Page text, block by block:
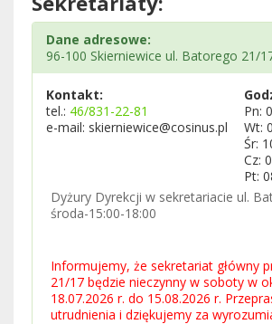
Dane adresowe:
96-100 Skierniewice ul. Batorego 21/
Kontakt:
tel.: 46/831-22-81
e-mail: skierniewice@cosinus.pl
Pn:
Wt:
Śr:
Cz:
Pt:
Dyżury Dyrekcji w sekretariacie ul.
środa-15:00-18:00
Informujemy, że sekretariat główny
21/17 będzie nieczynny w soboty w
18.07.2026 r. do 15.08.2026 r.
utrudnienia i dziękujemy za